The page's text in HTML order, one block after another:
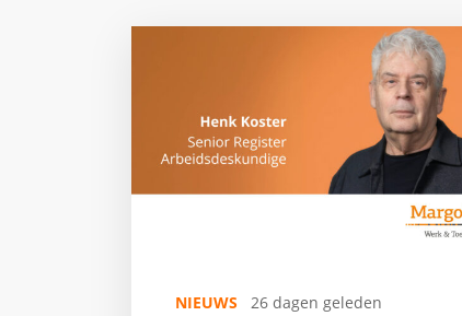
NIEUWS 26 dagen geleden